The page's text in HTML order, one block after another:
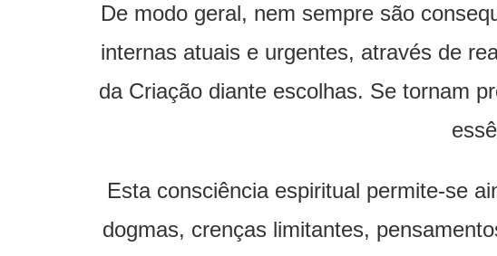
De modo geral, nem sempre são
internas atuais e urgentes, através de
da Criação diante escolhas. Se tornam
Esta consciência espiritual permite-se
dogmas, crenças limitantes,